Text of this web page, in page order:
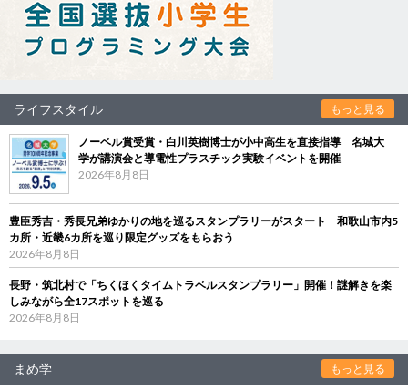
ライフスタイル もっと見る
ノーベル賞受賞・白川英樹博士が小中高生を直接指導 名城大
学が講演会と導電性プラスチック実験イベントを開催
2026年8月8日
豊臣秀吉・秀長兄弟ゆかりの地を巡るスタンプラリーがスタート 和歌山市内5
カ所・近畿6カ所を巡り限定グッズをもらおう
2026年8月8日
長野・筑北村で「ちくほくタイムトラベルスタンプラリー」開催！謎解きを楽
しみながら全17スポットを巡る
2026年8月8日
まめ学 もっと見る